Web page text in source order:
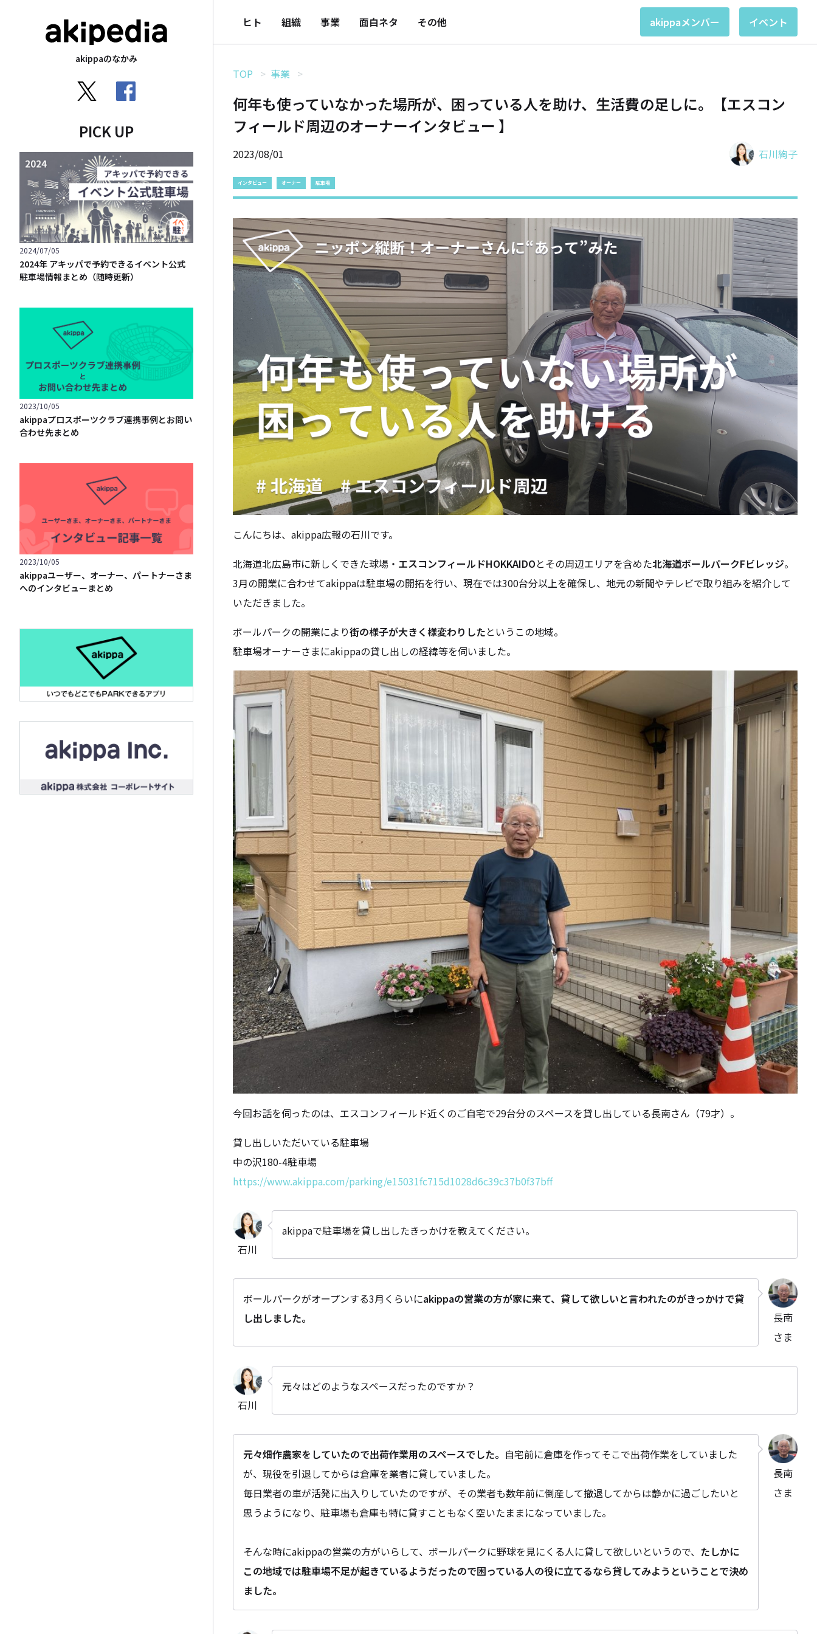
akippaのなかみ
PICK UP
2024/07/05
2024年 アキッパで予約できるイベント公式
駐車場情報まとめ（随時更新）
2023/10/05
akippaプロスポーツクラブ連携事例とお問い
合わせ先まとめ
2023/10/05
akippaユーザー、オーナー、パートナーさま
へのインタビューまとめ
ヒト 組織 事業 面白ネタ その他 akippaメンバー イベント
TOP 事業
何年も使っていなかった場所が、困っている人を助け、生活費の足しに。【エスコン
フィールド周辺のオーナーインタビュー 】
2023/08/01 石川絢子
インタビュー オーナー 駐車場
こんにちは、akippa広報の石川です。
北海道北広島市に新しくできた球場・ エスコンフィールドHOKKAIDOとその周辺エリアを含めた北海道ボールパークFビレッジ。
3月の開業に合わせてakippaは駐車場の開拓を行い、現在では300台分以上を確保し、地元の新聞やテレビで取り組みを紹介して
いただきました。
ボールパークの開業により街の様子が大きく様変わりしたというこの地域。
駐車場オーナーさまにakippaの貸し出しの経緯等を伺いました。
今回お話を伺ったのは、エスコンフィールド近くのご自宅で29台分のスペースを貸し出している長南さん（79才）。
貸し出しいただいている駐車場
中の沢180-4駐車場
https://www.akippa.com/parking/e15031fc715d1028d6c39c37b0f37bff
石川
akippaで駐車場を貸し出したきっかけを教えてください。
ボールパークがオープンする3月くらいにakippaの営業の方が家に来て、貸して欲しいと言われたのがきっかけで貸
し出しました。
長南
さま
石川
元々はどのようなスペースだったのですか？
元々畑作農家をしていたので出荷作業用のスペースでした。 自宅前に倉庫を作ってそこで出荷作業をしていました
が、現役を引退してからは倉庫を業者に貸していました。
毎日業者の車が活発に出入りしていたのですが、その業者も数年前に倒産して撤退してからは静かに過ごしたいと
思うようになり、駐車場も倉庫も特に貸すこともなく空いたままになっていました。
そんな時にakippaの営業の方がいらして、ボールパークに野球を見にくる人に貸して欲しいというので、 たしかに
この地域では駐車場不足が起きているようだったので困っている人の役に立てるなら貸してみようということで決め
ました。
長南
さま